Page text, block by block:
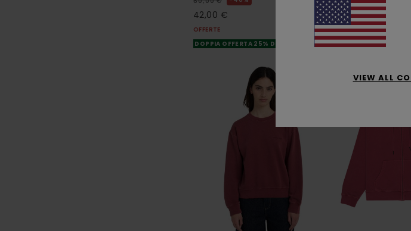
42,00 €
OFFERTE
DOPPIA OFFERTA 25% DI SCONTO EXTRA
90,00 € 48%
47,25 €
OFFERTE
VIEW ALL